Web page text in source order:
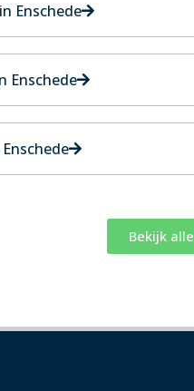
Enschede
Enschede
Bekijk